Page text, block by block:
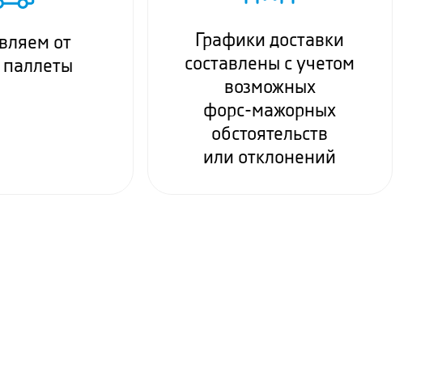
от
Графики доставки
составлены с учетом
возможных
форс-мажорных
обстоятельств
или отклонений